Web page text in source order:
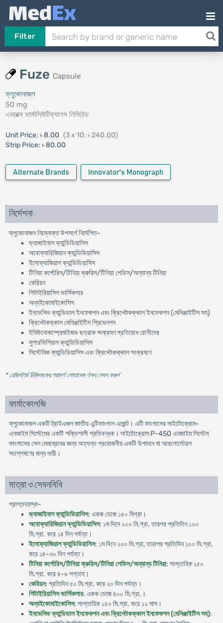
Filter
Fuze Capsule
ফ্লুকোনাজল
50 mg
এভারক্স ফার্মাসিউটিক্যালস লিমিটেড
Unit Price: ৳ 8.00 (3 x 10: ৳ 240.00)
Strip Price: ৳ 80.00
Alternate Brands Innovator's Monograph
নির্দেশনা
ফ্লুকোনাজল নিম্নোক্ত উপসর্গে নির্দেশিত-
ভ্যাজাইনাল ক্যান্ডিডিয়াসিস
অবোফ্যারিজিয়ান ক্যান্ডিডিয়াসিস
ইসোফ্যাজিয়াল ক্যান্ডিডিয়াসিস
টিনিয়া কর্পোরিস/টিনিয়া ক্রুরিস/টিনিয়া পেডিস/অন্যান্য টিনিয়া
কেরিয়ন
পিটাইরিয়াসিস ভার্সিকলার
অন্যইকোমাইকোসিস
ইনভেসিভ ক্যান্ডিডাল ইনফেকশন এবং ক্রিপ্টোকক্কাল ইনফেকশন (মেনিঞ্জাইটিস সহ)
ক্রিপ্টোকক্কাল মেনিঞ্জাইটিস প্রিভেনশন
ইমিউনোকম্প্রেমাইজড ছত্রাক সংক্রমণ প্রতিরোধ রোগীদের
সুপারফিশিয়াল ক্যান্ডিডিয়াসিস
সিস্টেমিক ক্যান্ডিডিয়াসিস এবং ক্রিপ্টোকক্কাল সংক্রমণে
* রেজিস্টার্ড চিকিৎসকের পরামর্শ মোতাবেক ঔষধ সেবন করুন'
ফার্মাকোলজি
ফ্লুকোনাজল একটি ট্রাইএজল জাতীয় এন্টিফাংগাল এজেন্ট। এটি ফাংগাসের সাইটোক্রোম-
এনজাইম সিস্টেমের একটি শক্তিশালী প্রতিবন্ধক। সাইটোক্রোম P-450 এনজাইম সিস্টেম
ফাংগাসের সেল মেমব্রেনের জন্য অত্যন্ত প্রয়োজনীয় একটি উপাদান যা আরগোস্টেরল
সংশ্লেষণের জন্য দায়ী।
মাত্রা ও সেবনবিধি
প্রাপ্তবয়স্ক-
ভ্যাজাইনাল ক্যান্ডিডিয়াসিস: একক ডোজ ১৫০ মিগ্রা।
অবোফ্যারিজিয়ান ক্যান্ডিডিয়াসিস: ১ম দিনে ২০০ মি.গ্রা. তারপর প্রতিদিন ১০০
মি.গ্রা. করে ১৪ দিন পর্যন্ত।
ইসোফ্যাজিয়াল ক্যান্ডিডিয়াসিস: ১ম দিনে ২০০ মি.গ্রা, তারাপর প্রতিদিন ১০০ মি.গ্রা,
করে ১৪-৩০ দিন পর্যন্ত।
টিনিয়া কর্পোরিস/টিনিয়া ক্রুরিস/টিনিয়া পেডিস/অন্যান্য টিনিয়া: সাপ্তাহিক ১৫০
মি.গ্রা. করে ৪-৬ সপ্তাহ।
কেরিয়ন: প্রতিদিন ৫০ মি.গ্রা. করে ২০ দিন পর্যন্ত।
পিটাইরিয়াসিস ভার্সিকলার: একক ডোজ ৪০০ মি.গ্রা.।
অন্যইকোমাইকোসিস: সাপ্তাহিক ১৫০ মি.গ্রা. করে ১২ মাস।
ইনভেসিভ ক্যান্ডিডাল ইনফেকশন এবং ক্রিপ্টোকক্কাল ইনফেকশন (মেনিঞ্জাইটিস সহ):